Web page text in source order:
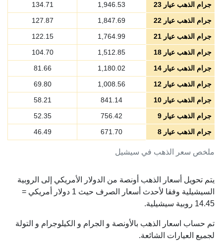
ملخص سعر الذهب في سيشيل
جرام الذهب عيار 23
1,946.53
134.71
جرام الذهب عيار 22
1,847.69
127.87
جرام الذهب عيار 21
1,764.99
122.15
جرام الذهب عيار 18
1,512.85
104.70
جرام الذهب عيار 14
1,180.02
81.66
جرام الذهب عيار 12
1,008.56
69.80
جرام الذهب عيار 10
841.14
58.21
جرام الذهب عيار 9
756.42
52.35
جرام الذهب عيار 8
671.70
46.49
يتم تحويل أسعار الذهب أونصة من الدولار الأمريكي إلى الروبية
السيشيلية وفقا لأحدث أسعار الصرف حيث 1 دولار أمريكي =
14.45 روبية سيشيلية.
تم حساب اسعار الذهب بالأونصة و الجرام و الكيلوجرام و التولة
لجميع العيارات الشائعة.